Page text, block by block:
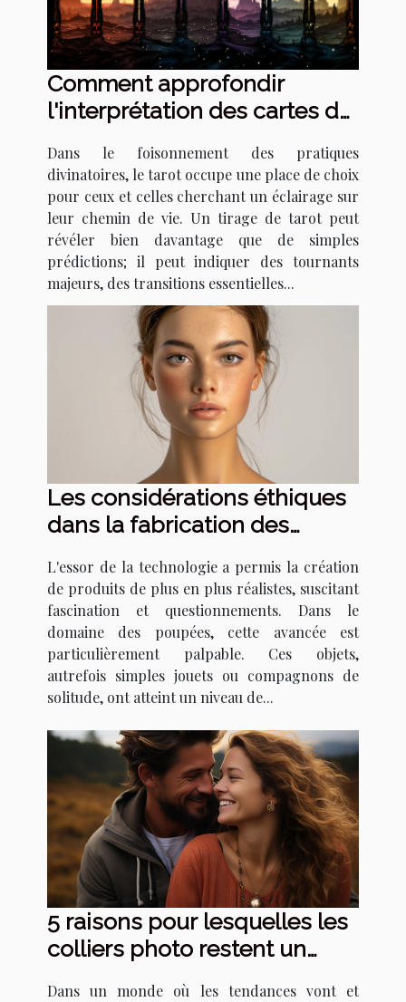
Comment approfondir
l'interprétation des cartes de
signes de changements de
vie majeurs
Dans le foisonnement des pratiques
divinatoires, le tarot occupe une place de choix
pour ceux et celles cherchant un éclairage sur
leur chemin de vie. Un tirage de tarot peut
révéler bien davantage que de simples
prédictions; il peut indiquer des tournants
majeurs, des transitions essentielles...
Les considérations éthiques
dans la fabrication des
L'essor de la technologie a permis la création
de produits de plus en plus réalistes, suscitant
fascination et questionnements. Dans le
domaine des poupées, cette avancée est
particulièrement palpable. Ces objets,
autrefois simples jouets ou compagnons de
solitude, ont atteint un niveau de...
5 raisons pour lesquelles les
colliers photo restent un
cadeau intemporel
Dans un monde où les tendances vont et